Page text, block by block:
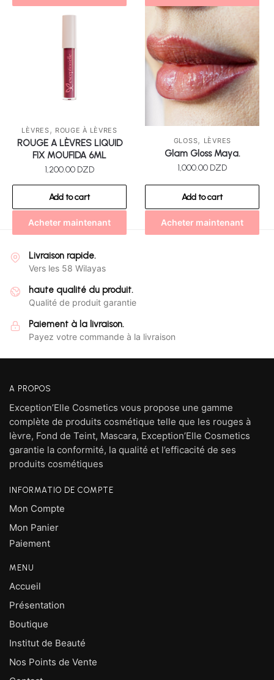
LÈVRES, ROUGE À LÈVRES
ROUGE A LÈVRES LIQUID
FIX MOUFIDA 6ML
1,200.00 DZD
Add to cart
Acheter maintenant
GLOSS, LÈVRES
Glam Gloss Maya.
1,000.00 DZD
Add to cart
Acheter maintenant
Livraison rapide.
Vers les 58 Wilayas
haute qualité du produit.
Qualité de produit garantie
Paiement à la livraison.
Payez votre commande à la livraison
A PROPOS
Exception’Elle Cosmetics vous propose une gamme
complète de produits cosmétique telle que les rouges à
lèvre, Fond de Teint, Mascara, Exception’Elle Cosmetics
garantie la conformité, la qualité et l’efficacité de ses
produits cosmétiques
INFORMATIO DE COMPTE
Mon Compte
Mon Panier
Paiement
MENU
Accueil
Présentation
Boutique
Institut de Beauté
Nos Points de Vente